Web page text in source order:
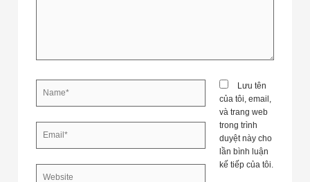
Lưu tên
của tôi, email,
và trang web
trong trình
duyệt này cho
lần bình luận
kế tiếp của tôi.